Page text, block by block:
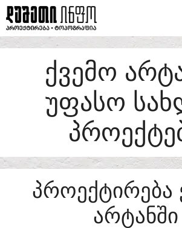
SKIP
TO
CONTENT
ᲥᲕᲔᲛᲝ
ᲣᲤᲐᲡᲝ
ᲞᲠᲝᲔᲥᲢᲘᲠᲔᲑᲐ
ᲐᲠᲢᲐᲜᲨᲘ